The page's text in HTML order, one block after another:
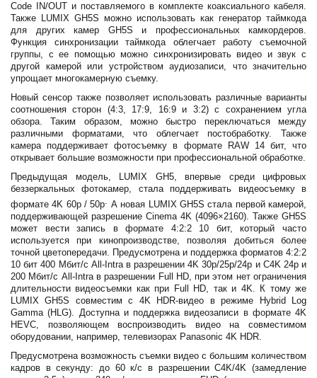
Code IN/OUT и поставляемого в комплекте коаксиального кабеля.
Также LUMIX GH5S можно использовать как генератор таймкода
для других камер GH5S и профессиональных камкордеров.
Функция синхронизации таймкода облегчает работу съемочной
группы, с ее помощью можно синхронизировать видео и звук с
другой камерой или устройством аудиозаписи, что значительно
упрощает многокамерную съемку.
Новый сенсор также позволяет использовать различные варианты
соотношения сторон (4:3, 17:9, 16:9 и 3:2) с сохранением угла
обзора. Таким образом, можно быстро переключаться между
различными форматами, что облегчает постобработку. Также
камера поддерживает фотосъемку в формате RAW 14 бит, что
открывает большие возможности при профессиональной обработке.
Предыдущая модель, LUMIX GH5, впервые среди цифровых
беззеркальных фотокамер, стала поддерживать видеосъемку в
формате 4K 60p / 50p. А новая LUMIX GH5S стала первой камерой,
поддерживающей разрешение Cinema 4K (4096×2160). Также GH5S
может вести запись в формате 4:2:2 10 бит, который часто
используется при кинопроизводстве, позволяя добиться более
точной цветопередачи. Предусмотрена и поддержка форматов 4:2:2
10 бит 400 Мбит/с All-Intra в разрешении 4K 30p/25p/24p и C4K 24p и
200 Мбит/с All-Intra в разрешении Full HD, при этом нет ограничения
длительности видеосъемки как при Full HD, так и 4K. К тому же
LUMIX GH5S совместим с 4K HDR-видео в режиме Hybrid Log
Gamma (HLG). Доступна и поддержка видеозаписи в формате 4K
HEVC, позволяющем воспроизводить видео на совместимом
оборудовании, например, телевизорах Panasonic 4K HDR.
Предусмотрена возможность съемки видео с большим количеством
кадров в секунду: до 60 к/с в разрешении C4K/4K (замедление